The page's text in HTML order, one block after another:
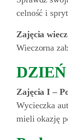
celność i
Zajęcia
Wieczorna
Zajęcia I –
Wycieczka
mieli okazję